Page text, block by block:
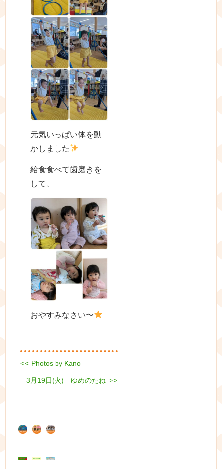
元気いっぱい体を動
かしました
給食食べて歯磨きを
して、
おやすみなさい〜
投
稿
ゲ
ー
ョ
Previous
<< Photos by Kano
Next
3月19日(火) ゆめのたね >>